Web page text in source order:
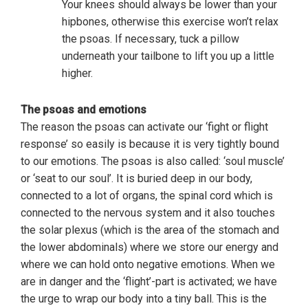
Your knees should always be lower than your
hipbones, otherwise this exercise won’t relax
the psoas. If necessary, tuck a pillow
underneath your tailbone to lift you up a little
higher.
The psoas and emotions
The reason the psoas can activate our ‘fight or flight
response’ so easily is because it is very tightly bound
to our emotions. The psoas is also called: ‘soul muscle’
or ‘seat to our soul’. It is buried deep in our body,
connected to a lot of organs, the spinal cord which is
connected to the nervous system and it also touches
the solar plexus (which is the area of the stomach and
the lower abdominals) where we store our energy and
where we can hold onto negative emotions. When we
are in danger and the ‘flight’-part is activated; we have
the urge to wrap our body into a tiny ball. This is the